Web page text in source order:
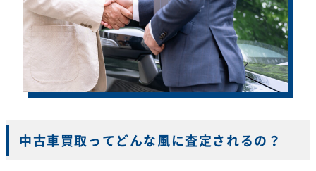
中古車買取ってどんな風に査定されるの？